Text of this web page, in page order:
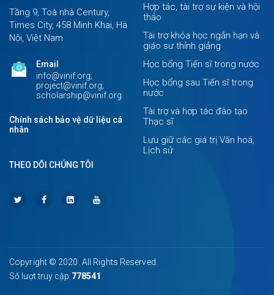
Tầng 9, Toà nhà Century,
Times City, 458 Minh Khai, Hà
Nội, Việt Nam
Email
info@vinif.org;
project@vinif.org;
scholarship@vinif.org
Chính sách bảo vệ dữ liệu cá
nhân
Hợp tác, tài trợ sự kiện và hội
thảo
Tài trợ khóa học ngắn hạn và
giáo sư thỉnh giảng
Học bổng Tiến sĩ trong nước
Học bổng sau Tiến sĩ trong
nước
Tài trợ và hợp tác đào tạo
Thạc sĩ
Lưu giữ các giá trị Văn hoá,
Lịch sử
THEO DÕI CHÚNG TÔI
Copyright © 2020. All Rights Reserved.
Số lượt truy cập 778541